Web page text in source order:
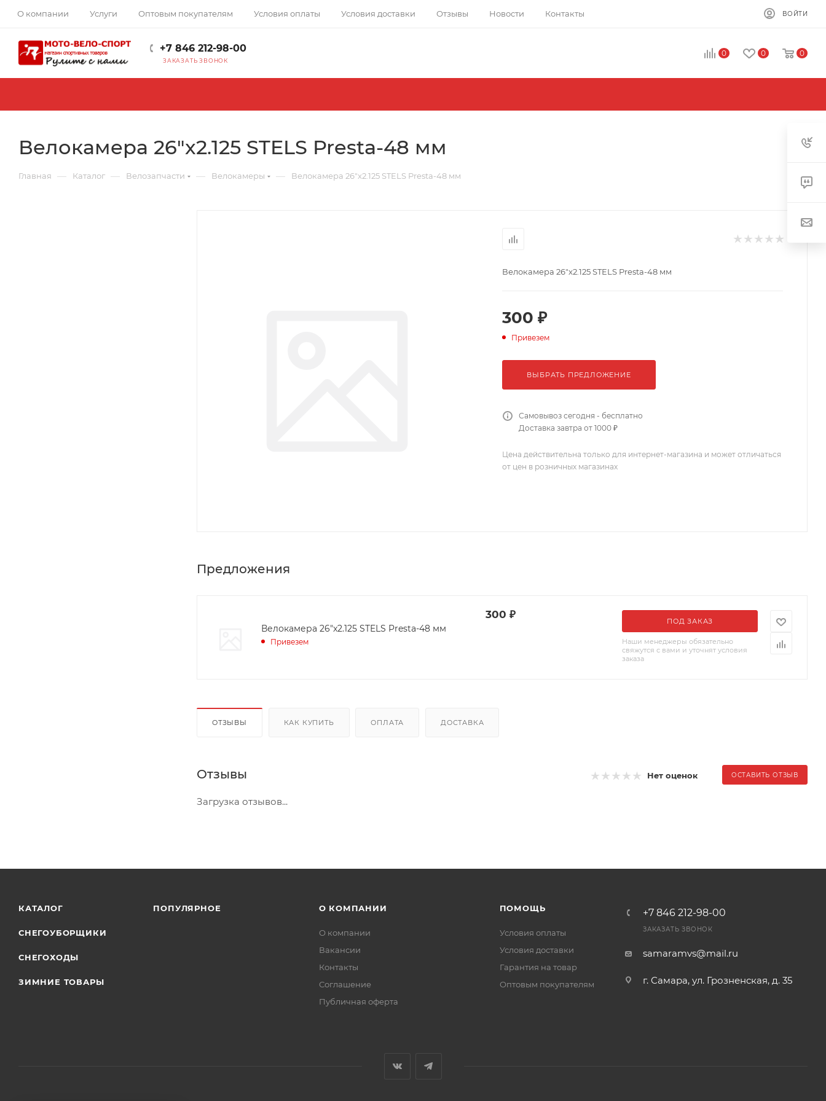
О компании Услуги Оптовым покупателям Условия оплаты Условия доставки Отзывы Новости Контакты ВОЙТИ
+7 846 212-98-00
ЗАКАЗАТЬ ЗВОНОК
0 0 0
Велокамера 26"x2.125 STELS Presta-48 мм
Главная — Каталог — Велозапчасти — Велокамеры — Велокамера 26"x2.125 STELS Presta-48 мм
Велокамера 26"x2.125 STELS Presta-48 мм
300 ₽
Привезем
ВЫБРАТЬ ПРЕДЛОЖЕНИЕ
Самовывоз сегодня - бесплатно
Доставка завтра от 1000 ₽
Цена действительна только для интернет-магазина и может отличаться
от цен в розничных магазинах
Предложения
Велокамера 26"x2.125 STELS Presta-48 мм
Привезем
300 ₽
ПОД ЗАКАЗ
Наши менеджеры обязательно
свяжутся с вами и уточнят условия
заказа
ОТЗЫВЫ КАК КУПИТЬ ОПЛАТА ДОСТАВКА
Отзывы Нет оценок ОСТАВИТЬ ОТЗЫВ
Загрузка отзывов...
КАТАЛОГ
СНЕГОУБОРЩИКИ
СНЕГОХОДЫ
ЗИМНИЕ ТОВАРЫ
ПОПУЛЯРНОЕ О КОМПАНИИ
О компании
Вакансии
Контакты
Соглашение
Публичная оферта
ПОМОЩЬ
Условия оплаты
Условия доставки
Гарантия на товар
Оптовым покупателям
+7 846 212-98-00
ЗАКАЗАТЬ ЗВОНОК
samaramvs@mail.ru
г. Самара, ул. Грозненская, д. 35